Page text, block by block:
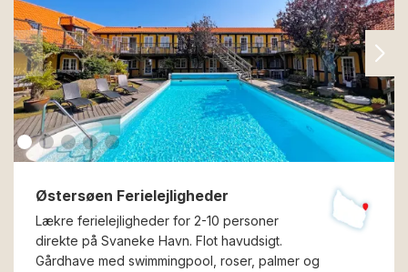
Østersøen Ferielejligheder
Lækre ferielejligheder for 2-10 personer
direkte på Svaneke Havn. Flot havudsigt.
Gårdhave med swimmingpool, roser, palmer og